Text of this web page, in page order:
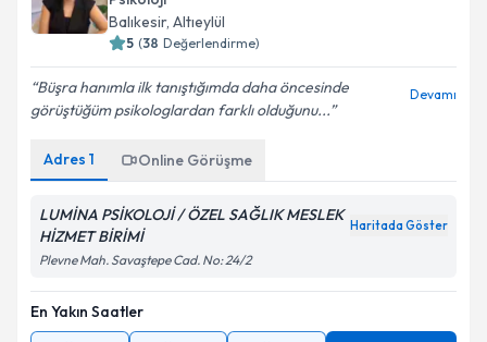
Psikoloji
Balıkesir,Altıeylül
( Değerlendirme)
Büşra hanımla ilk tanıştığımda daha öncesinde
görüştüğüm psikologlardan farklı olduğunu...
Adres 1 Online Görüşme
LUMİNA PSİKOLOJİ / ÖZEL SAĞLIK MESLEK
HİZMET BİRİMİ
Plevne Mah. Savaştepe Cad. No: 24/2
En Yakın Saatler